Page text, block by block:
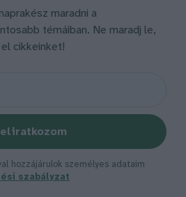
maradni a
témáiban. Ne maradj le,
cikkeinket!
hozzájárulok személyes adataim
szabályzat